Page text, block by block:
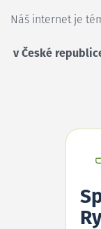
Náš internet je
v České